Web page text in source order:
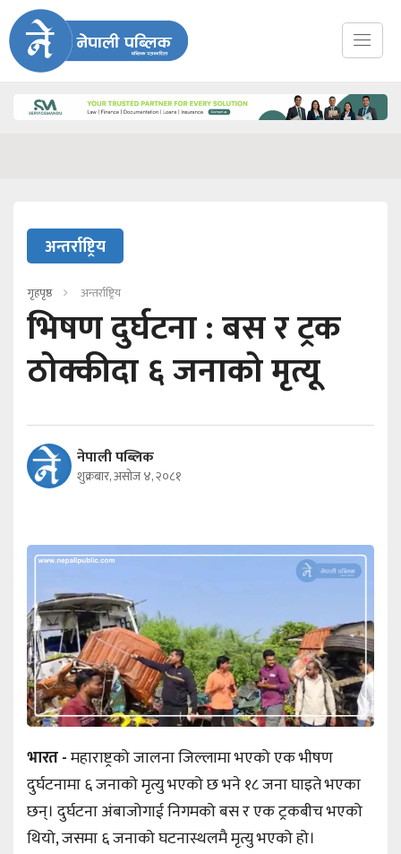
अन्तर्राष्ट्रिय
गृहपृष्ठ अन्तर्राष्ट्रिय
भिषण दुर्घटना : बस र ट्रक
ठोक्कीदा ६ जनाको मृत्यू
नेपाली पब्लिक
शुक्रबार, असोज ४, २०८१
भारत -महाराष्ट्रको जालना जिल्लामा भएको एक भीषण
दुर्घटनामा ६ जनाको मृत्यु भएको छ भने १८ जना घाइते भएका
छन्। दुर्घटना अंबाजोगाई निगमको बस र एक ट्रकबीच भएको
थियो, जसमा ६ जनाको घटनास्थलमै मृत्यु भएको हो।